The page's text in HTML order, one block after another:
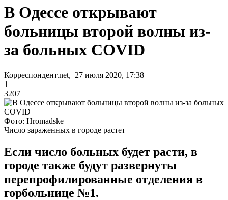
В Одессе открывают
больницы второй волны из-
за больных COVID
Корреспондент.net, 27 июля 2020, 17:38
1
3207
Фото: Hromadske
Число зараженных в городе растет
Если число больных будет расти, в
городе также будут развернуты
перепрофилированные отделения в
горбольнице №1.